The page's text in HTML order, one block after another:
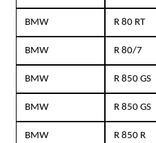
BMW R 80 RT
BMW R 80/7
BMW R 850 GS
BMW R 850 GS
BMW R 850 R